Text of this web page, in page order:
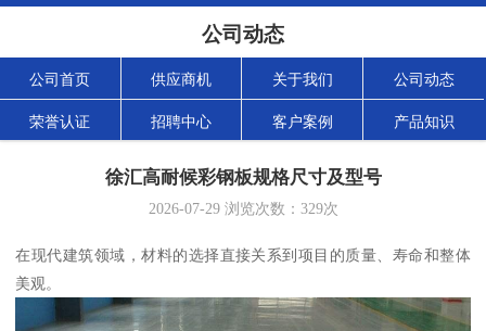
公司动态
公司首页 供应商机 关于我们 公司动态
荣誉认证 招聘中心 客户案例 产品知识
徐汇高耐候彩钢板规格尺寸及型号
2026-07-29浏览次数： 329次
在现代建筑领域，材料的选择直接关系到项目的质量、寿命和整体
美观。